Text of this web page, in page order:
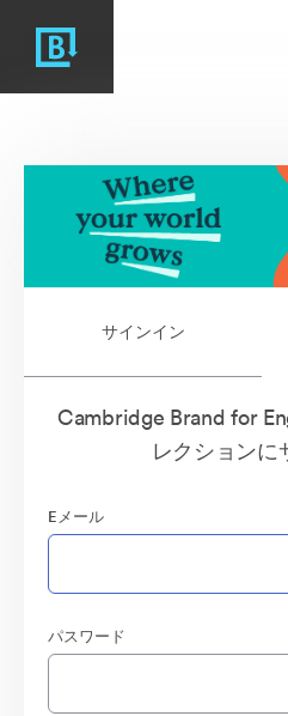
サインイン
Cambridge Brand for
レクションに
Eメール
パスワード